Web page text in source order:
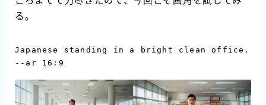
る。
Japanese standing in a bright clean office.